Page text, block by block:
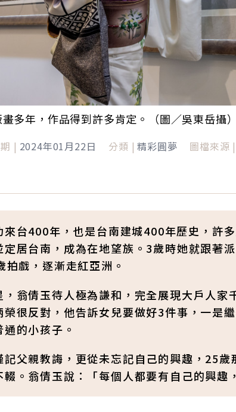
多年，作品得到許多肯定。（圖／吳東岳攝）
| 2024年01月22日 分類 | 精彩圓夢 圖檔來源 |
來台400年，也是台南建城400年歷史，許
定居台南，成為在地望族。3歲時她就跟著
拍戲，逐漸走紅亞洲。
，翁倩玉待人極為謙和，完全展現大戶人家
榮很反對，他告訴女兒要做好3件事，一是
的小孩子。
記父親教誨，更從未忘記自己的興趣，25
。翁倩玉說：「每個人都要有自己的興趣